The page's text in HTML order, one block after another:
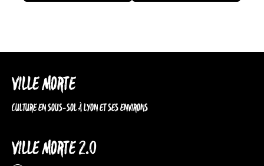
VILLE MORTE
CULTURE EN SOUS-SOL À LYON ET SES ENVIRONS
VILLE MORTE 2.0